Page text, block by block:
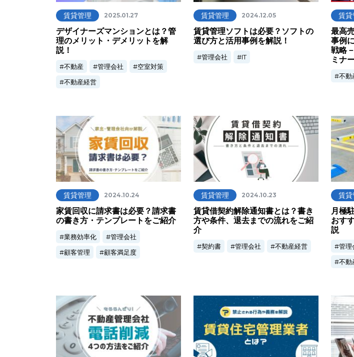
賃貸管理 2025.01.27
デザイナーズマンションとは？管
理のメリット・デメリットを解
説！
不動産 管理会社
空室対策
不動産経営
賃貸管理 2024.12.05
賃貸管理ソフトは必要？ソフトの
選び方と活用事例を解説！
管理会社 IT
賃貸
最高
事例
戦略
ミナ
不動
賃貸管理 2024.10.24
家賃回収に請求書は必要？請求書
の書き方・テンプレートをご紹介
業務効率化
管理会社
顧客管理
顧客満足度
賃貸管理 2024.10.23
賃貸借契約解除通知書とは？書き
方や条件、退去までの流れをご紹
介
契約書 管理会社 不動産経営
賃貸
月極
おす
説
管理
不動